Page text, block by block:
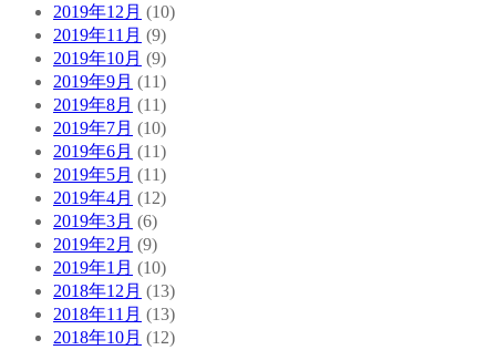
2019年12月 (10)
2019年11月 (9)
2019年10月 (9)
2019年9月 (11)
2019年8月 (11)
2019年7月 (10)
2019年6月 (11)
2019年5月 (11)
2019年4月 (12)
2019年3月 (6)
2019年2月 (9)
2019年1月 (10)
2018年12月 (13)
2018年11月 (13)
2018年10月 (12)